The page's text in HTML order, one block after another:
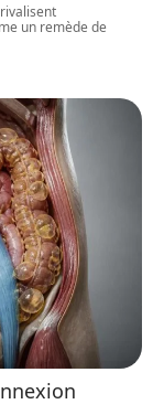
un remède de